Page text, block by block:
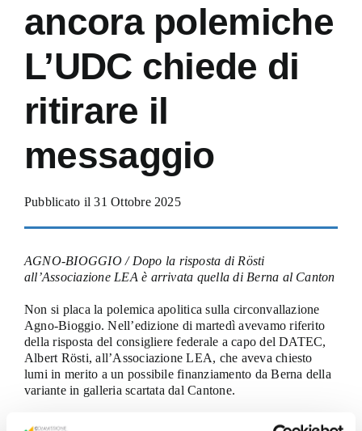
ancora polemiche
L’UDC chiede di
ritirare il
messaggio
Pubblicato il 31 Ottobre 2025
AGNO-BIOGGIO / Dopo la risposta di Rösti
all’Associazione LEA è arrivata quella di Berna al Canton
Non si placa la polemica apolitica sulla circonvallazione
Agno-Bioggio. Nell’edizione di martedì avevamo riferito
della risposta del consigliere federale a capo del DATEC,
Albert Rösti, all’Associazione LEA, che aveva chiesto
lumi in merito a un possibile finanziamento da Berna della
variante in galleria scartata dal Cantone.
Nella missiva, datata 20 ottobre Rösti ha in sostanza